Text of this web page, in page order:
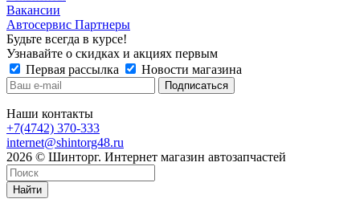
Вакансии
Автосервис Партнеры
Будьте всегда в курсе!
Узнавайте о скидках и акциях первым
Первая рассылка
Новости магазина
Наши контакты
+7(4742) 370-333
internet@shintorg48.ru
2026 © Шинторг. Интернет магазин автозапчастей
Найти